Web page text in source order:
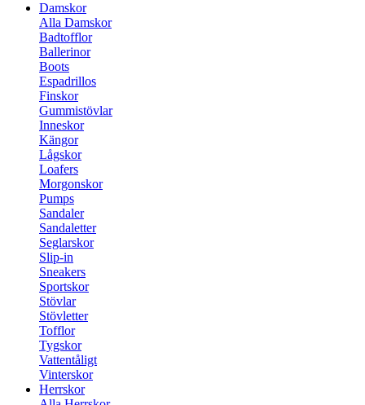
Damskor
Alla Damskor
Badtofflor
Ballerinor
Boots
Espadrillos
Finskor
Gummistövlar
Inneskor
Kängor
Lågskor
Loafers
Morgonskor
Pumps
Sandaler
Sandaletter
Seglarskor
Slip-in
Sneakers
Sportskor
Stövlar
Stövletter
Tofflor
Tygskor
Vattentåligt
Vinterskor
Herrskor